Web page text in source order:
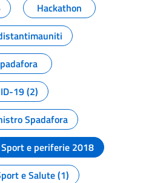
Hackathon
19 (2)
Spadafora
Sport e periferie 2018
e Salute (1)